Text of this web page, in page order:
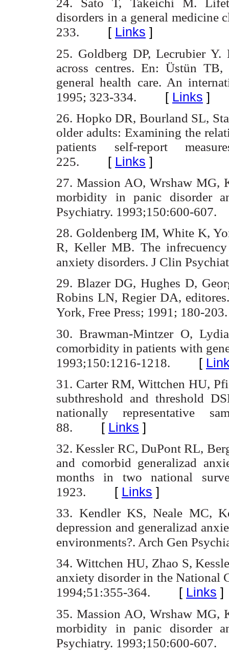
24. Sato T, Takeichi M.
disorders in a general medicine
233. [ Links ]
25. Goldberg DP, Lecrubier Y.
across centres. En: Üstün
general health care. An
1995; 323-334. [ Links ]
26. Hopko DR, Bourland SL,
older adults: Examining the
patients self-report
225. [ Links ]
27. Massion AO, Wrshaw
morbidity in panic disorder
Psychiatry. 1993;150:600-607.
28. Goldenberg IM, White K,
R, Keller MB. The
anxiety disorders. J Clin
29. Blazer DG, Hughes D,
Robins LN, Regier DA,
York, Free Press; 1991; 180-203.
30. Brawman-Mintzer O,
comorbidity in patients with
1993;150:1216-1218. [
31. Carter RM, Wittchen HU,
subthreshold and threshold
nationally representative
88. [ Links ]
32. Kessler RC, DuPont RL,
and comorbid generalizad
months in two national
1923. [ Links ]
33. Kendler KS, Neale MC,
depression and generalizad
environments?. Arch Gen
34. Wittchen HU, Zhao S,
anxiety disorder in the National
1994;51:355-364. [ Links ]
35. Massion AO, Wrshaw
morbidity in panic disorder
Psychiatry. 1993;150:600-607.